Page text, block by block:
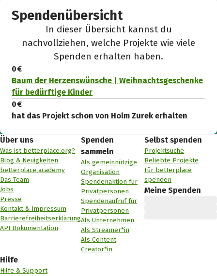
Spendenübersicht
In dieser Übersicht kannst du
nachvollziehen, welche Projekte wie viele
Spenden erhalten haben.
0 €
Baum der Herzenswünsche | Weihnachtsgeschenke
für bedürftige Kinder
0 €
hat das Projekt schon von Holm Zurek erhalten
Über uns
Was ist betterplace.org?
Blog & Neuigkeiten
betterplace academy
Das Team
Jobs
Presse
Kontakt & Impressum
Barrierefreiheitserklärung
API Dokumentation
Spenden
sammeln
Als gemeinnützige
Organisation
Spendenaktion für
Privatpersonen
Spendenaufruf für
Privatpersonen
Als Unternehmen
Als Streamer*in
Als Content
Creator*in
Selbst spenden
Projektsuche
Beliebte Projekte
Für betterplace
spenden
Meine Spenden
Hilfe
Hilfe & Support